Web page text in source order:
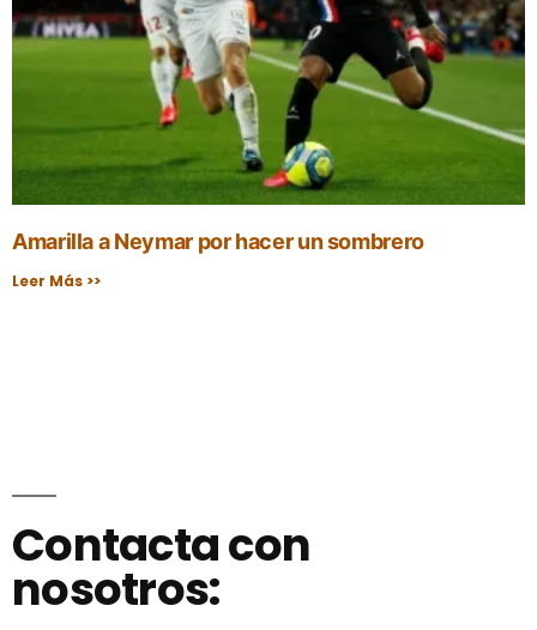
Amarilla a Neymar por hacer un sombrero
Leer Más >>
Contacta con
nosotros: